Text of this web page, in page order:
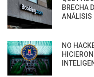
BRECHA
ANÁLISIS
NO